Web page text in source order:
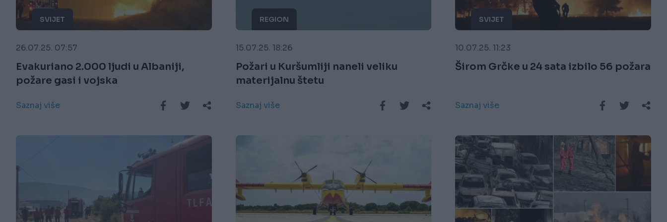
SVIJET
26.07.25. 07:57
Evakuriano 2.000 ljudi u Albaniji,
požare gasi i vojska
Saznaj više
REGION
15.07.25. 18:26
Požari u Kuršumliji naneli veliku
materijalnu štetu
Saznaj više
SVIJET
10.07.25. 11:23
Širom Grčke u 24 sata izbilo 56 požara
Saznaj više